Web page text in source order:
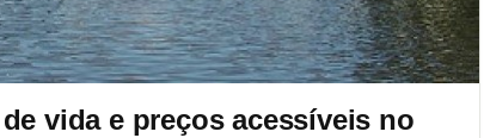
vida e preços acessíveis no